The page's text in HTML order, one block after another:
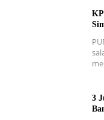
3